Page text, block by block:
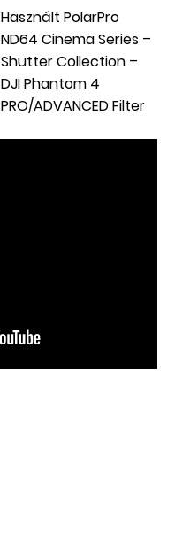
Használt PolarPro
ND64 Cinema Series –
Shutter Collection –
DJI Phantom 4
PRO/ADVANCED Filter